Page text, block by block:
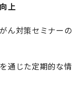
上
ん対策セミナーの
通じた定期的な情